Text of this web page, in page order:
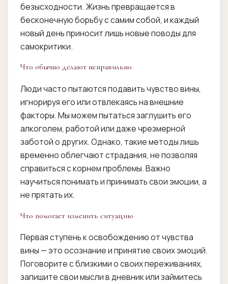
безысходности. Жизнь превращается в
бесконечную борьбу с самим собой, и каждый
новый день приносит лишь новые поводы для
самокритики.
Что обычно делают неправильно
Люди часто пытаются подавить чувство вины,
игнорируя его или отвлекаясь на внешние
факторы. Мы можем пытаться заглушить его
алкоголем, работой или даже чрезмерной
заботой о других. Однако, такие методы лишь
временно облегчают страдания, не позволяя
справиться с корнем проблемы. Важно
научиться понимать и принимать свои эмоции, а
не прятать их.
Что помогает изменить ситуацию
Первая ступень к освобождению от чувства
вины — это осознание и принятие своих эмоций.
Поговорите с близкими о своих переживаниях,
запишите свои мысли в дневник или займитесь